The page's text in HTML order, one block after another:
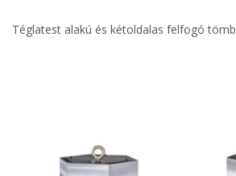
Téglatest alakú és kétoldalas felfogó tömb